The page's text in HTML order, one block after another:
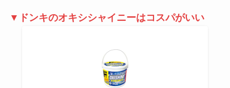
▼ドンキのオキシシャイニーはコスパがいい